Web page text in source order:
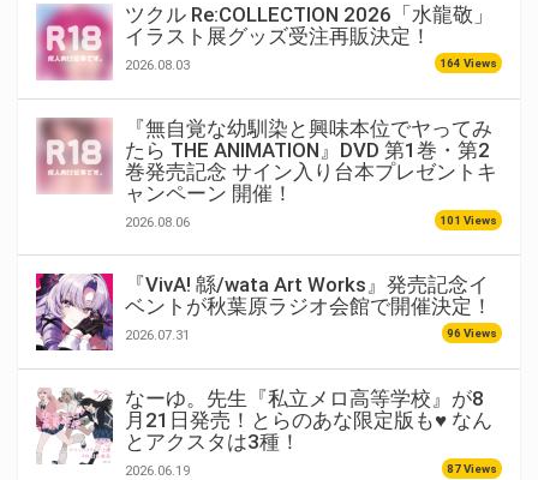
ツクル Re:COLLECTION 2026「水龍敬」
イラスト展グッズ受注再販決定！
2026.08.03 164 Views
『無自覚な幼馴染と興味本位でヤってみ
たら THE ANIMATION』DVD 第1巻・第2
巻発売記念 サイン入り台本プレゼントキ
ャンペーン 開催！
2026.08.06 101 Views
『VivA! 緜/wata Art Works』発売記念イ
ベントが秋葉原ラジオ会館で開催決定！
2026.07.31 96 Views
なーゆ。先生『私立メロ高等学校』が8
月21日発売！とらのあな限定版も♥ なん
とアクスタは3種！
2026.06.19 87 Views